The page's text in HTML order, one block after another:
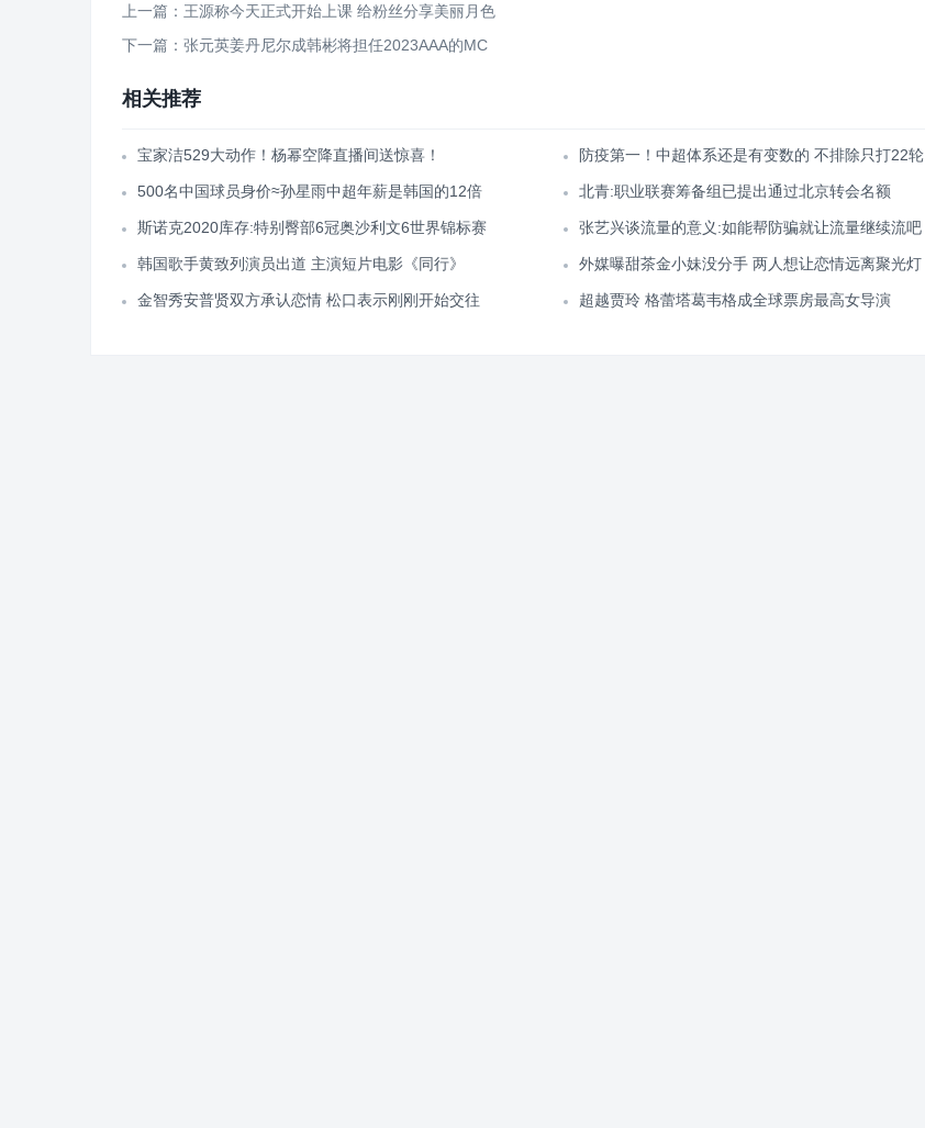
上一篇：王源称今天正式开始上课 给粉丝分享美丽月色
下一篇：张元英姜丹尼尔成韩彬将担任2023AAA的MC
相关推荐
宝家洁529大动作！杨幂空降直播间送惊喜！ 防疫第一！中超体系还是有变数的 不排除只打22轮
500名中国球员身价≈孙星雨中超年薪是韩国的12倍 北青:职业联赛筹备组已提出通过北京转会名额
斯诺克2020库存:特别臀部6冠奥沙利文6世界锦标赛 张艺兴谈流量的意义:如能帮防骗就让流量继续流吧
韩国歌手黄致列演员出道 主演短片电影《同行》 外媒曝甜茶金小妹没分手 两人想让恋情远离聚光灯
金智秀安普贤双方承认恋情 松口表示刚刚开始交往 超越贾玲 格蕾塔葛韦格成全球票房最高女导演